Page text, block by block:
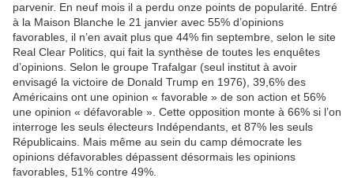
parvenir. En neuf mois il a perdu onze points de popularité. Entré
à la Maison Blanche le 21 janvier avec 55% d’opinions
favorables, il n’en avait plus que 44% fin septembre, selon le site
Real Clear Politics, qui fait la synthèse de toutes les enquêtes
d’opinions. Selon le groupe Trafalgar (seul institut à avoir
envisagé la victoire de Donald Trump en 1976), 39,6% des
Américains ont une opinion « favorable » de son action et 56%
une opinion « défavorable ». Cette opposition monte à 66% si l’on
interroge les seuls électeurs Indépendants, et 87% les seuls
Républicains. Mais même au sein du camp démocrate les
opinions défavorables dépassent désormais les opinions
favorables, 51% contre 49%.